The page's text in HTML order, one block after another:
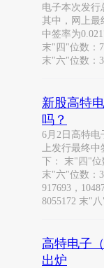
电子本次发行
其中，网上最
中签率为
末"四"位数：
末"六"位数：
新股高特
吗？
6月2日高特电
上发行最终
下： 末"四"位
末"六"位数：
917693，
8055172 末"
高特电子
出炉